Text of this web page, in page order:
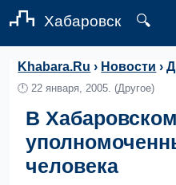
Хабаровск 🔍
Khabara.Ru › Новости ›
🕛22 января, 2005. (Другое)
В
человека